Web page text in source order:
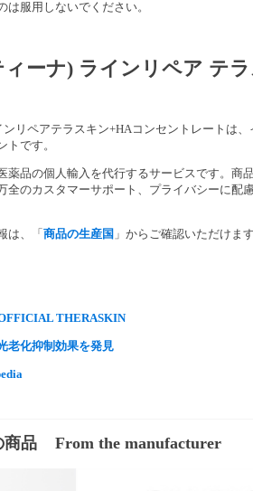
は服用しないでください。
ーナ) ラインリペア テ
リペアテラスキン+HAコンセントレートは
トです。
薬品の個人輸入を代行するサービスです。商
全のカスタマーサポート、プライバシーに
は、「商品の生産国 」からご確認いただけます
THERASKIN
老化抑制効果を発見
商品 From the manufacturer